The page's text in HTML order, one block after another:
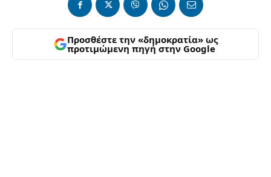
Προσθέστε την «δημοκρατία» ως
προτιμώμενη πηγή στην Google